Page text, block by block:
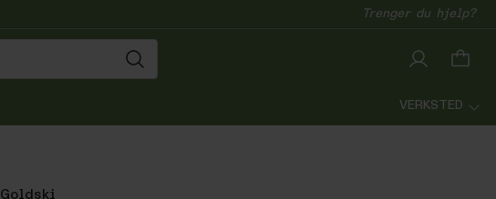
Trenger du hjelp?
VERKSTED
Goldski